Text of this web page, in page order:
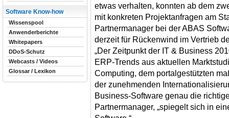
etwas verhalten, konnten ab dem
mit konkreten Projektanfragen am
Partnermanager bei der ABAS
derzeit für Rückenwind im Vertrieb
„Der Zeitpunkt der IT & Business
ERP-Trends aus aktuellen
Computing, dem portalgestützten
der zunehmenden
Business-Software genau die
Partnermanager, „spiegelt sich in
Software Know-how
Wissenspool
Anwenderberichte
Whitepapers
DDoS-Schutz
Webcasts / Videos
Glossar / Lexikon